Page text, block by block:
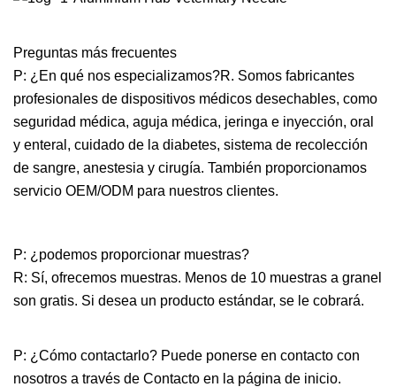
Preguntas más frecuentes
P: ¿En qué nos especializamos?R. Somos fabricantes
profesionales de dispositivos médicos desechables, como
seguridad médica, aguja médica, jeringa e inyección, oral
y enteral, cuidado de la diabetes, sistema de recolección
de sangre, anestesia y cirugía. También proporcionamos
servicio OEM/ODM para nuestros clientes.
P: ¿podemos proporcionar muestras?
R: Sí, ofrecemos muestras. Menos de 10 muestras a granel
son gratis. Si desea un producto estándar, se le cobrará.
P: ¿Cómo contactarlo? Puede ponerse en contacto con
nosotros a través de Contacto en la página de inicio.